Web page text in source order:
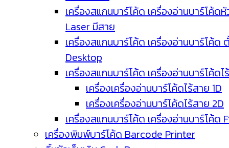
เครื่องสแกนบาร์โค้ด เครื่องอ่านบาร์โค้ด
Laser มีสาย
เครื่องสแกนบาร์โค้ด เครื่องอ่านบาร์โค้ด
Desktop
เครื่องสแกนบาร์โค้ด เครื่องอ่านบาร์โค้ดไ
เครื่องเครื่องอ่านบาร์โค้ดไร้สาย 1D
เครื่องเครื่องอ่านบาร์โค้ดไร้สาย 2D
เครื่องสแกนบาร์โค้ด เครื่องอ่านบาร์โค้ด
เครื่องพิมพ์บาร์โค้ด Barcode Printer